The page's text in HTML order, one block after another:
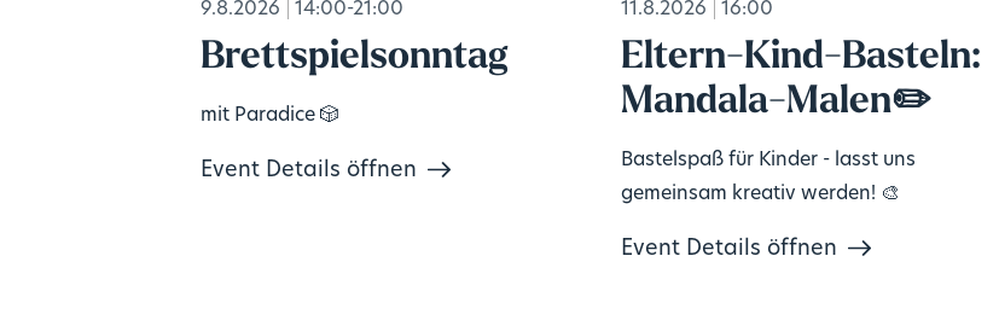
9.8.2026 14:00-21:00
Brettspielsonntag
mit Paradice 🎲
Event Details öffnen
11.8.2026 16:00
Eltern-Kind-Basteln:
Mandala-Malen✏️
Bastelspaß für Kinder - lasst uns
gemeinsam kreativ werden! 🎨
Event Details öffnen